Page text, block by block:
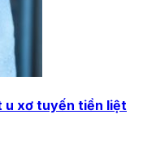
u xơ tuyến tiền liệt